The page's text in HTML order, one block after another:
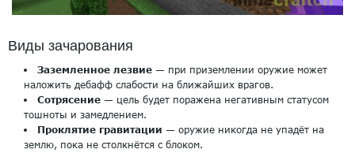
Виды зачарования
Заземленное лезвие — при приземлении оружие может
наложить дебафф слабости на ближайших врагов.
Сотрясение — цель будет поражена негативным статусом
тошноты и замедлением.
Проклятие гравитации — оружие никогда не упадёт на
землю, пока не столкнётся с блоком.